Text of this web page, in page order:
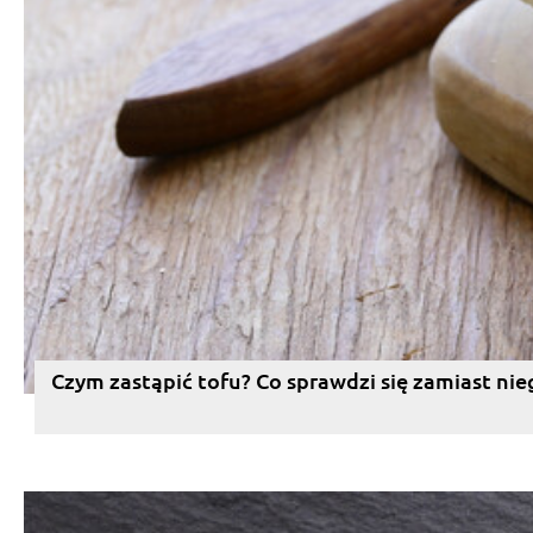
Czym zastąpić tofu? Co sprawdzi się zamiast